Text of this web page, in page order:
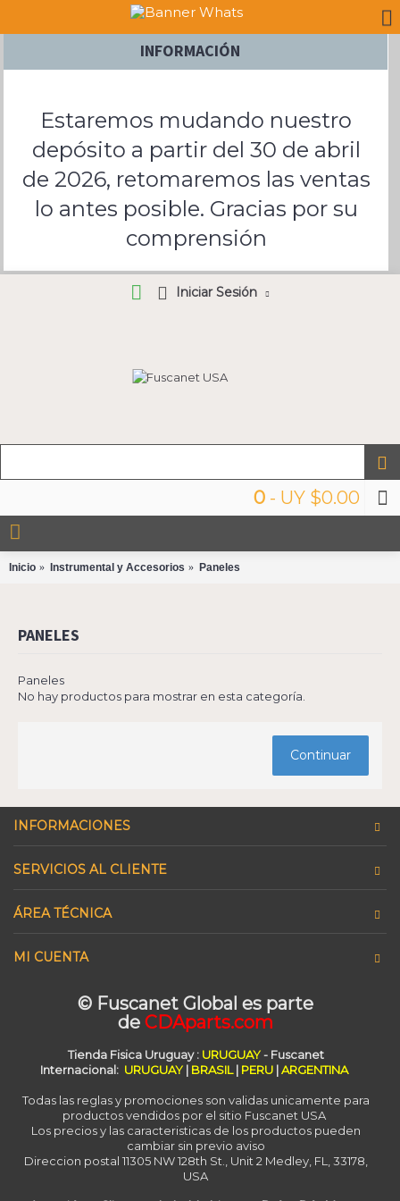
INFORMACIÓN
Estaremos mudando nuestro
depósito a partir del 30 de abril
de 2026, retomaremos las ventas
lo antes posible. Gracias por su
comprensión
Iniciar Sesión
0 - UY $0.00
Inicio Instrumental y Accesorios Paneles
PANELES
Paneles
No hay productos para mostrar en esta categoría.
Continuar
INFORMACIONES
SERVICIOS AL CLIENTE
ÁREA TÉCNICA
MI CUENTA
© Fuscanet Global es parte
de CDAparts.com
Tienda Fisica Uruguay: URUGUAY- Fuscanet
Internacional: URUGUAY | BRASIL| PERU |ARGENTINA
Todas las reglas y promociones son validas unicamente para
productos vendidos por el sitio Fuscanet USA
Los precios y las caracteristicas de los productos pueden
cambiar sin previo aviso
Direccion postal 11305 NW 128th St., Unit 2 Medley, FL, 33178,
USA